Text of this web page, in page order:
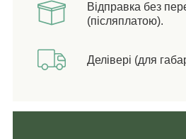
Відправка без
(післяплатою).
Делівері (для